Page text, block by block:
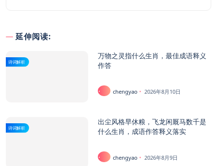
延伸阅读:
诗词解析
万物之灵指什么生肖，最佳成语释义
作答
chengyao 2026年8月10日
诗词解析
出尘风格早休粮，飞龙闲厩马数千是
什么生肖，成语作答释义落实
chengyao 2026年8月9日